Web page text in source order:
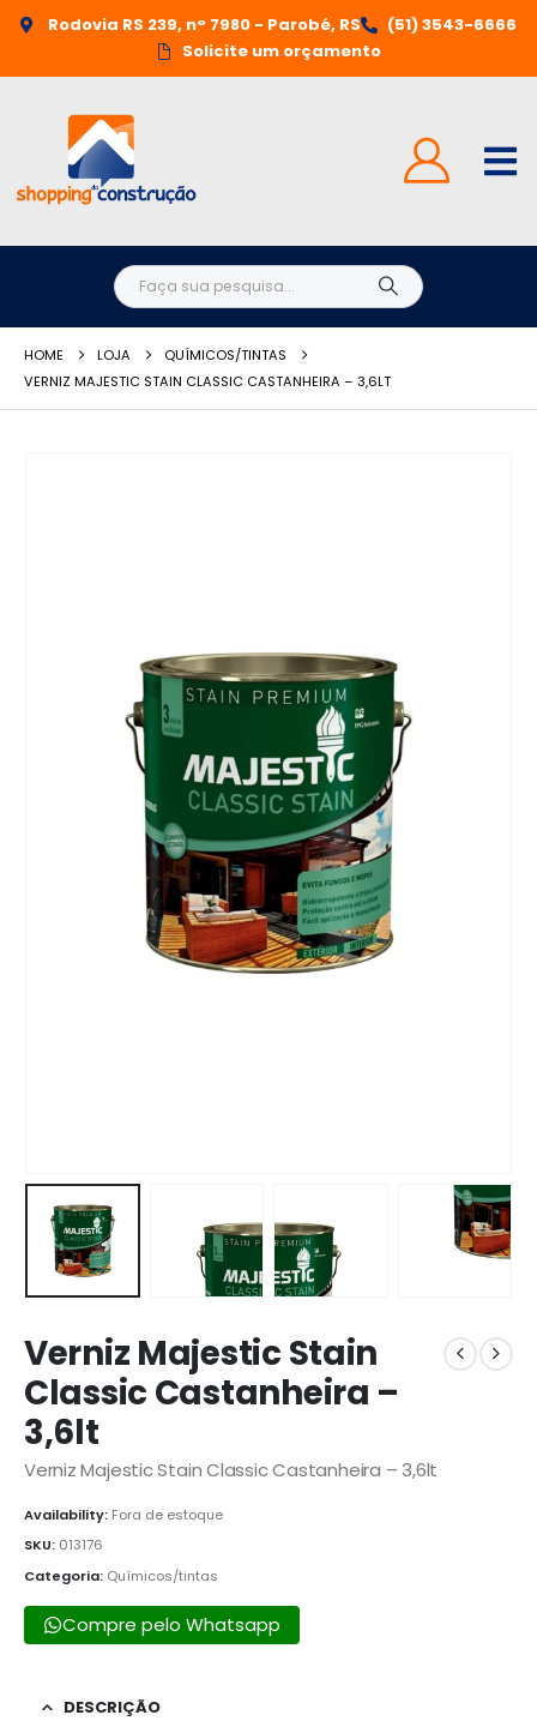
Rodovia RS 239, n° 7980 - Parobé, RS
(51) 3543-6666
Solicite um orçamento
HOME LOJA
QUÍMICOS/TINTAS
VERNIZ MAJESTIC STAIN CLASSIC CASTANHEIRA – 3,6LT
Verniz Majestic Stain
Classic Castanheira –
3,6lt
Verniz Majestic Stain Classic Castanheira – 3,6lt
Availability: Fora de estoque
SKU: 013176
Categoria: Químicos/tintas
Compre pelo Whatsapp
DESCRIÇÃO